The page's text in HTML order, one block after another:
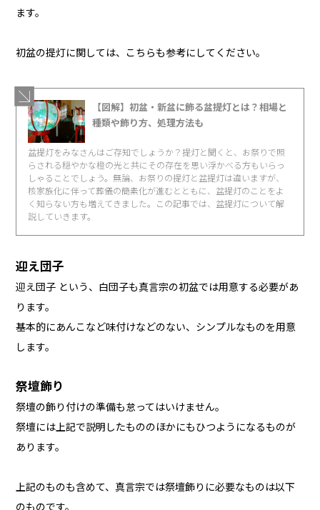
ます。
初盆の提灯に関しては、こちらも参考にしてください。
【図解】初盆・新盆に飾る盆提灯とは？相場と
種類や飾り方、処理方法も
盆提灯をみなさんはご存知でしょうか？提灯と聞くと、お祭りで照
らされる穏やかな橙の光と共にその存在を思い浮かべる方もいらっ
しゃることでしょう。無論、お祭りの提灯と盆提灯は違いますが、
核家族化に伴って葬儀の簡素化が進むとともに、盆提灯のことをよ
く知らない方も増えてきました。この記事では、盆提灯について解
説していきます。
迎え団子
迎え団子 という、白団子も真言宗の初盆では用意する必要があ
ります。
基本的にあんこなど味付けなどのない、シンプルなものを用意
します。
祭壇飾り
祭壇の飾り付けの準備も怠ってはいけません。
祭壇には上記で説明したもののほかにもひつようになるものが
あります。
上記のものも含めて、真言宗では祭壇飾りに必要なものは以下
のものです。